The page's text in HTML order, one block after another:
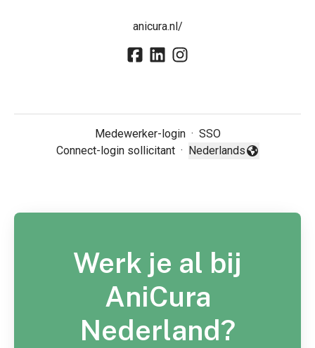
anicura.nl/
Medewerker-login · SSO
Connect-login sollicitant ·
Taal wijzigen
Nederlands
Werk je al bij
AniCura
Nederland?